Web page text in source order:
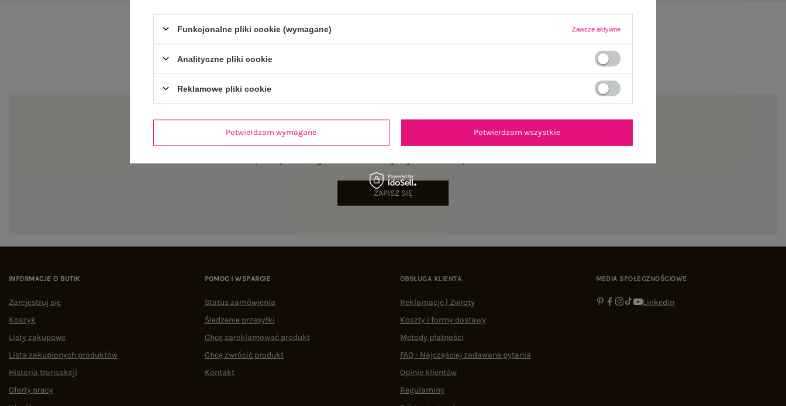
ZAPISZ SIĘ
INFORMACJE O BUTIK
Zarejestruj się
Koszyk
Listy zakupowe
Lista zakupionych produktów
Historia transakcji
Oferty pracy
POMOC I WSPARCIE
Status zamówienia
Śledzenie przesyłki
Chcę zareklamować produkt
Chcę zwrócić produkt
Kontakt
OBSŁUGA KLIENTA
Reklamacje | Zwroty
Koszty i formy dostawy
Metody płatności
FAQ - Najczęściej zadawane pytania
Opinie klientów
Regulaminy
MEDIA SPOŁECZNOŚCIOWE
Linkedin
Funkcjonalne pliki cookie (wymagane) Zawsze aktywne
Analityczne pliki cookie
Reklamowe pliki cookie
Potwierdzam wymagane Potwierdzam wszystkie